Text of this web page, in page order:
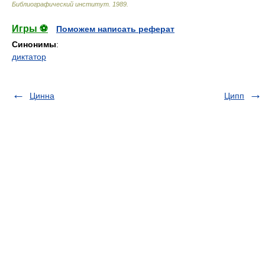
Библиографический институт 1989
Игры ⚽
Поможем написать реферат
Синонимы:
диктатор
Цинна Ципп